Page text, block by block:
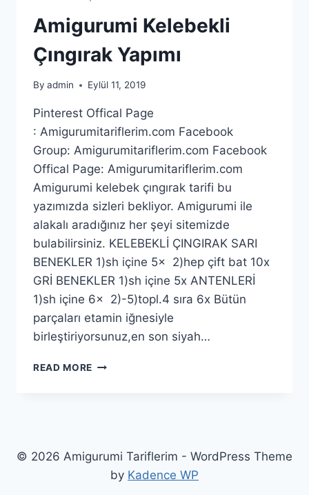
Amigurumi Kelebekli
Çıngırak Yapımı
By admin Eylül 11, 2019
Pinterest Offical Page
: Amigurumitariflerim.com Facebook
Group: Amigurumitariflerim.com Facebook
Offical Page: Amigurumitariflerim.com
Amigurumi kelebek çıngırak tarifi bu
yazımızda sizleri bekliyor. Amigurumi ile
alakalı aradığınız her şeyi sitemizde
bulabilirsiniz. KELEBEKLİ ÇINGIRAK SARI
BENEKLER 1)sh içine 5x 2)hep çift bat 10x
GRİ BENEKLER 1)sh içine 5x ANTENLERİ
1)sh içine 6x 2)-5)topl.4 sıra 6x Bütün
parçaları etamin iğnesiyle
birleştiriyorsunuz,en son siyah…
READ MORE AMIGURUMI
© 2026 Amigurumi Tariflerim - WordPress Theme
by Kadence WP